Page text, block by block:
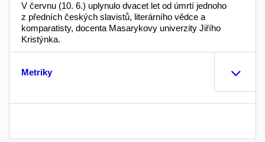
V červnu (10. 6.) uplynulo dvacet let od úmrtí jednoho
z předních českých slavistů, literárního vědce a
komparatisty, docenta Masarykovy univerzity Jiřího
Kristýnka.
Metriky